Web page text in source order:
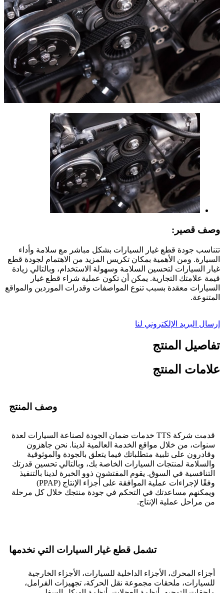
وصف قصير:
تتناسب جودة قطع غيار السيارات بشكل مباشر مع سلامة وأداء
السيارة. ومن الأهمية بمكان تكريس المزيد من الاهتمام لجودة قطع
غيار السيارات لتحسين السلامة وسهولة الاستخدام، وبالتالي زيادة
قيمة علامتك التجارية. يمكن أن تكون عملية شراء قطع غيار
السيارات معقدة بسبب تنوع المواصفات وقدرات الموردين والمواقع
المتنوعة.
إرسال البريد الإلكتروني لنا
تفاصيل المنتج
علامات المنتج
وصف المنتج
قدمت شركة TTS خدمات ضمان الجودة لصناعة السيارات لعدة
سنوات، من خلال مواقع الخدمة العالمية لدينا. نحن جاهزون
وقادرون على تلبية متطلباتك فيما يتعلق بالجودة والموثوقية
والسلامة لمنتجات السيارات الخاصة بك، وبالتالي تحسين قدرتك
التنافسية في السوق. يقوم المفتشون ذوو الخبرة لدينا بالتنفيذ
وفقًا لإجراءات عملية الموافقة على أجزاء الإنتاج (PPAP)
ويمكنهم مساعدتك في التحكم في جودة منتجك خلال كل مرحلة
من مراحل عملية الإنتاج.
تشمل قطع غيار السيارات التي نخدمها
أجزاء المحرك، الأجزاء الداخلية للسيارات، الأجزاء الخارجية
للسيارات، ملحقات مجموعة نقل الحركة، تجهيزات الفرامل،